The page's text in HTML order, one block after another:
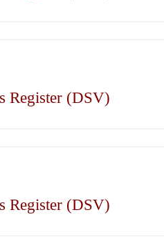
Register (DSV)
Register (DSV)